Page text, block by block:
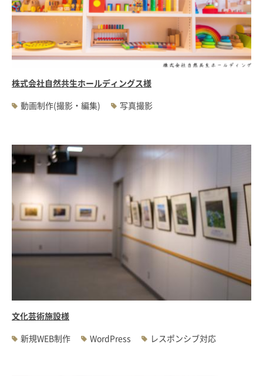
株式会社自然共生ホールディングス様
動画制作(撮影・編集)
写真撮影
文化芸術施設様
新規WEB制作
WordPress レスポンシブ対応